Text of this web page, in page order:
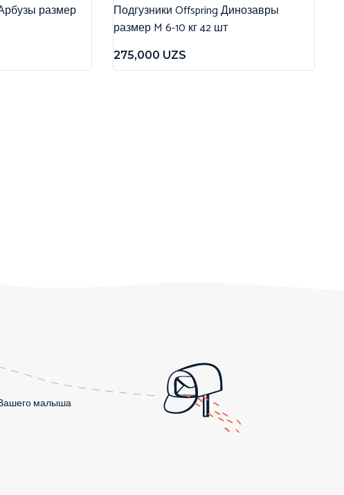
размер
Подгузники Offspring Динозавры
размер M 6-10 кг 42 шт
275,000 UZS
малыша